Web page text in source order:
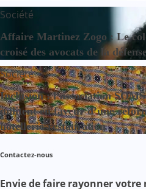
Société
Affaire Martinez Zogo : Le
croisé des avocats de la
Société
Inclusion : l’association
militent en faveur d’une
hôtellerie-restauration
Contactez-nous
Envie de faire rayonner